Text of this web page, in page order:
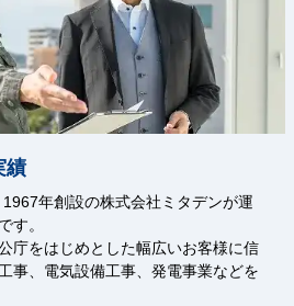
績
年創設の株式会社ミタデンが運
す。
庁をはじめとした幅広いお客様に信
事、電気設備工事、発電事業などを